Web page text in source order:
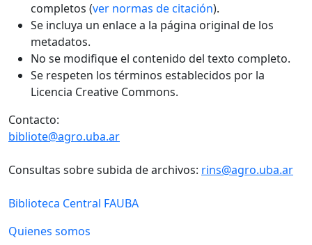
completos (ver normas de citación).
Se incluya un enlace a la página original de los
metadatos.
No se modifique el contenido del texto completo.
Se respeten los términos establecidos por la
Licencia Creative Commons.
Contacto:
bibliote@agro.uba.ar
Consultas sobre subida de archivos: rins@agro.uba.ar
Biblioteca Central FAUBA
Quienes somos